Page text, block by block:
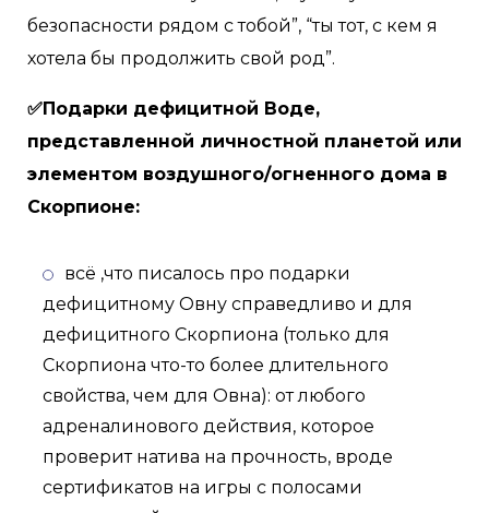
безопасности рядом с тобой”, “ты тот, с кем я
хотела бы продолжить свой род”.
✅Подарки дефицитной Воде,
представленной личностной планетой или
элементом воздушного/огненного дома в
Скорпионе:
всё ,что писалось про подарки
дефицитному Овну справедливо и для
дефицитного Скорпиона (только для
Скорпиона что-то более длительного
свойства, чем для Овна): от любого
адреналинового действия, которое
проверит натива на прочность, вроде
сертификатов на игры с полосами